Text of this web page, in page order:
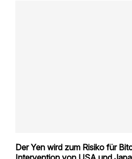
Der Yen wird zum Risiko für